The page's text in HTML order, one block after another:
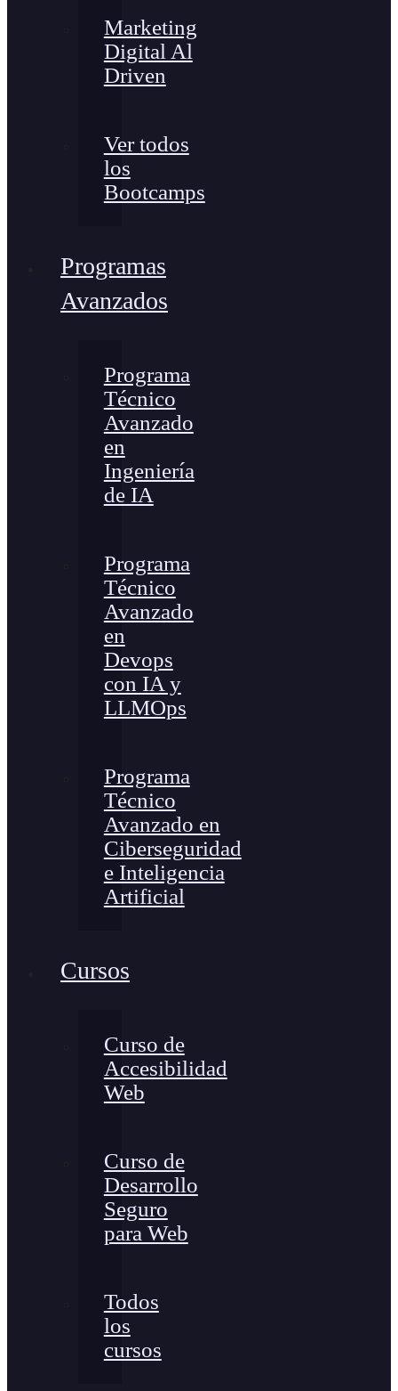
Marketing
Digital Al
Driven
Ver todos
los
Bootcamps
Programas
Avanzados
Programa
Técnico
Avanzado
en
Ingeniería
de IA
Programa
Técnico
Avanzado
en
Devops
con IA y
LLMOps
Programa
Técnico
Avanzado en
Ciberseguridad
e Inteligencia
Artificial
Cursos
Curso de
Accesibilidad
Web
Curso de
Desarrollo
Seguro
para Web
Todos
los
cursos